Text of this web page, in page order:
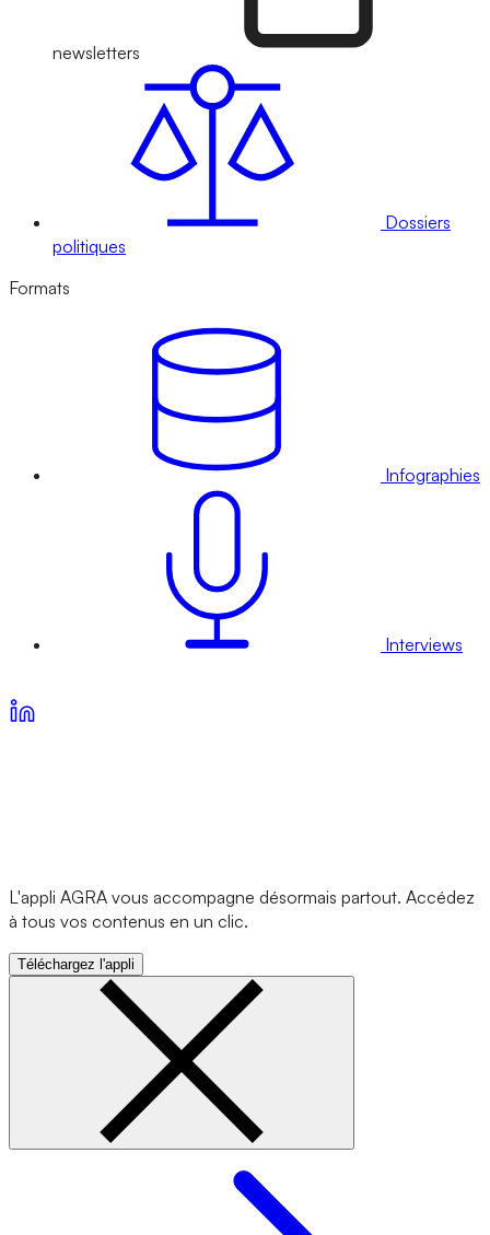
newsletters
Dossiers
politiques
Formats
Infographies
Interviews
L'appli AGRA vous accompagne désormais partout. Accédez
à tous vos contenus en un clic.
Téléchargez l'appli